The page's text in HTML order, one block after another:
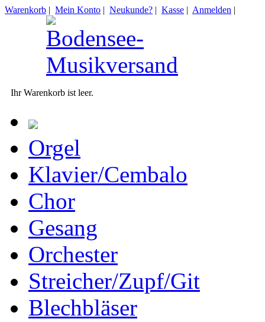
Warenkorb | Mein Konto | Neukunde? | Kasse | Anmelden |
Ihr Warenkorb ist leer.
Orgel
Klavier/Cembalo
Chor
Gesang
Orchester
Streicher/Zupf/Git
Blechbläser